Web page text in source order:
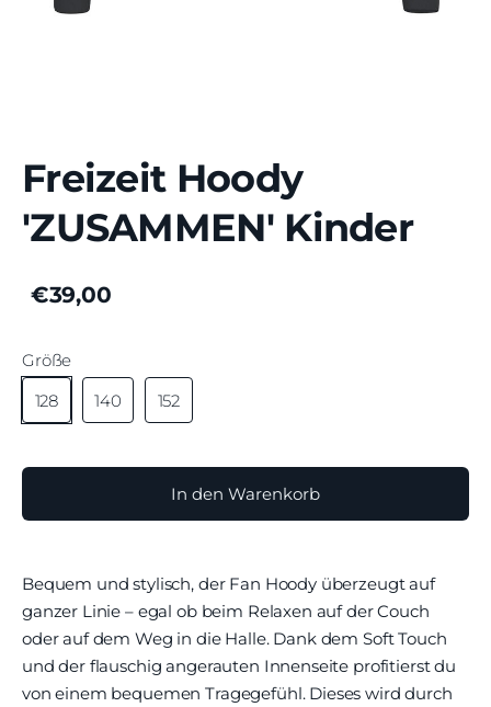
Freizeit Hoody
'ZUSAMMEN' Kinder
€39,00
Größe
128
140 152
In den Warenkorb
Bequem und stylisch, der Fan Hoody überzeugt auf
ganzer Linie – egal ob beim Relaxen auf der Couch
oder auf dem Weg in die Halle. Dank dem Soft Touch
und der flauschig angerauten Innenseite profitierst du
von einem bequemen Tragegefühl. Dieses wird durch